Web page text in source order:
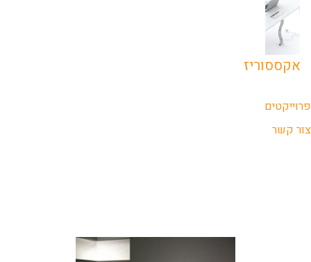
אקססוריז
פרוייקטים
צור קשר